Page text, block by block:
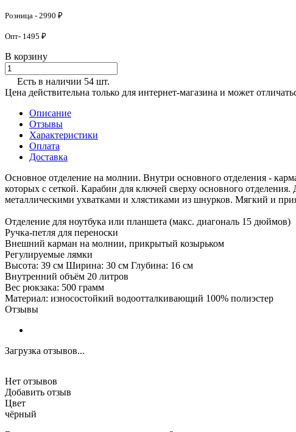
Розница - 2990 ₽
Опт- 1495 ₽
В корзину
Есть в наличии 54 шт.
Цена действительна только для интернет-магазина и может
Описание
Отзывы
Характеристики
Оплата
Доставка
Основное отделение на молнии. Внутри основного отделения -
которых с сеткой. Карабин для ключей сверху основного
металлическими ухватками и хлястиками из шнурков. Мягкий и
Отделение для ноутбука или планшета (макс. диагональ 15 дюймов)
Ручка-петля для переноски
Внешний карман на молнии, прикрытый козырьком
Регулируемые лямки
Высота: 39 см Ширина: 30 см Глубина: 16 см
Внутренний объём 20 литров
Вес рюкзака: 500 грамм
Материал: износостойкий водоотталкивающий 100% полиэстер
Отзывы
Загрузка отзывов...
Нет отзывов
Добавить отзыв
Цвет
чёрный